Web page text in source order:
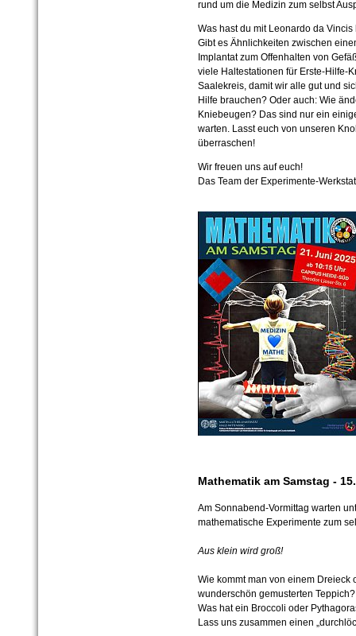
rund um die Medizin zum selbst
Was hast du mit Leonardo da
Gibt es Ähnlichkeiten zwischen
Implantat zum Offenhalten von
viele Haltestationen für Erste-Hilfe-
Saalekreis, damit wir alle gut und
Hilfe brauchen? Oder auch: Wie
Kniebeugen? Das sind nur ein
warten. Lasst euch von unseren
überraschen!
Wir freuen uns auf euch!
Das Team der Experimente-
Mathematik am Samstag -
Am Sonnabend-Vormittag warten
mathematische Experimente zum
Aus klein wird groß!
Wie kommt man von einem Dreieck
wunderschön gemusterten Teppich?
Was hat ein Broccoli oder
Lass uns zusammen einen